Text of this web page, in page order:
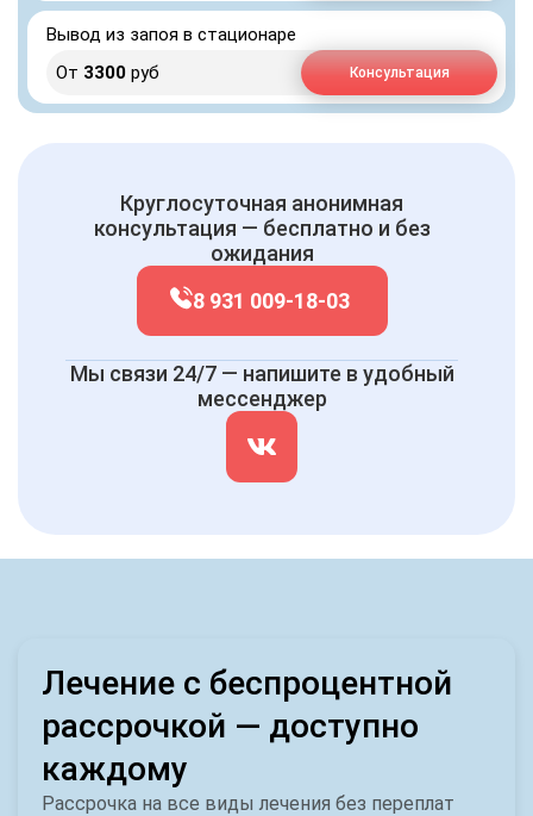
Вывод из запоя в стационаре
От 3300 руб Консультация
Круглосуточная анонимная
консультация — бесплатно и без
ожидания
8 931 009-18-03
Мы связи 24/7 — напишите в удобный
мессенджер
Лечение с беспроцентной
рассрочкой — доступно
каждому
Рассрочка на все виды лечения без переплат